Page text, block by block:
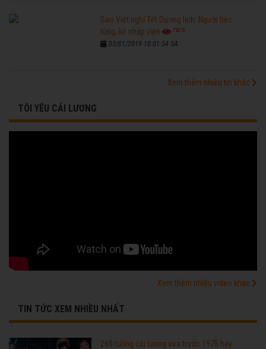
Sao Việt nghỉ Tết Dương lịch: Người tiệc
tùng, kẻ nhập viện
7676
03/01/2019 10:01:54 SA
Xem thêm nhiều tin khác
TÔI YÊU CẢI LƯƠNG
Xem thêm nhiều video khác
TIN TỨC XEM NHIỀU NHẤT
260 tuồng cải lương xưa trước 1975 hay